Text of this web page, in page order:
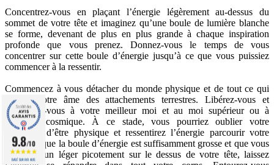
Concentrez-vous en plaçant l’énergie légèrement au-dessus du
sommet de votre tête et imaginez qu’une boule de lumière blanche
se forme, devenant de plus en plus grande à chaque inspiration
profonde que vous prenez. Donnez-vous le temps de vous
concentrer sur cette boule d’énergie jusqu’à ce que vous puissiez
commencer à la ressentir.
Commencez à vous détacher du monde physique et de tout ce qui
charge votre âme des attachements terrestres. Libérez-vous et
connectez-vous à votre meilleur moi et au moi supérieur ou à
l’énergie cosmique. À ce stade, vous pourriez oublier votre
sentiment d’être physique et ressentirez l’énergie parcourir votre
être. Lorsque la boule d’énergie est suffisamment grosse et que vous
ressentez un léger picotement sur le dessus de votre tête, laissez
9.8/10
BASÉ SUR 861 AVIS